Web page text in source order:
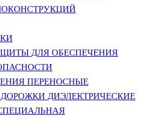
ДЛЯ ОБЕСПЕЧЕНИЯ
ПЕРЕНОСНЫЕ
ДИЭЛЕКТРИЧЕСКИЕ